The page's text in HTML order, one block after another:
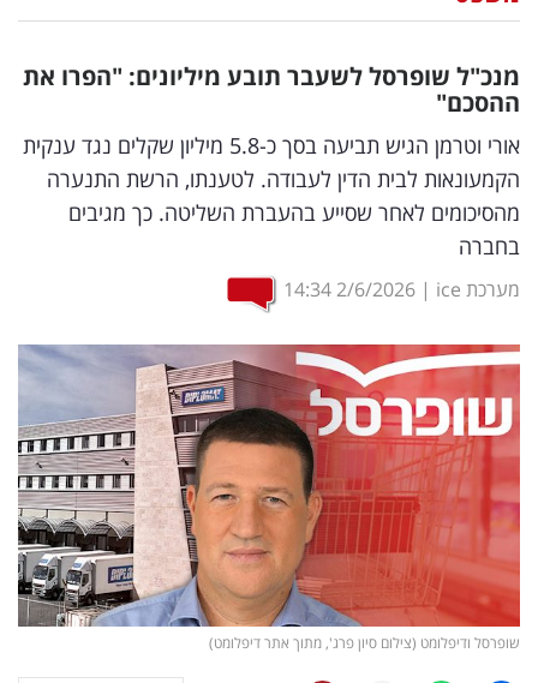
דיגיטל
וטק
שיווק
ופרסום
משפט
מדדים
ומחקרים
דעות
רכילות
עסקית
קריפטו
ויראלי
מנכ"ל שופרסל לשעבר תובע מיליונים: "הפרו את
ההסכם"
אורי וטרמן הגיש תביעה בסך כ-5.8 מיליון שקלים נגד ענקית
הקמעונאות לבית הדין לעבודה. לטענתו, הרשת התנערה
מהסיכומים לאחר שסייע בהעברת השליטה. כך מגיבים
בחברה
מערכת ice |
2/6/2026
14:34
שופרסל ודיפלומט (צילום סיון פרג', מתוך אתר דיפלומט)